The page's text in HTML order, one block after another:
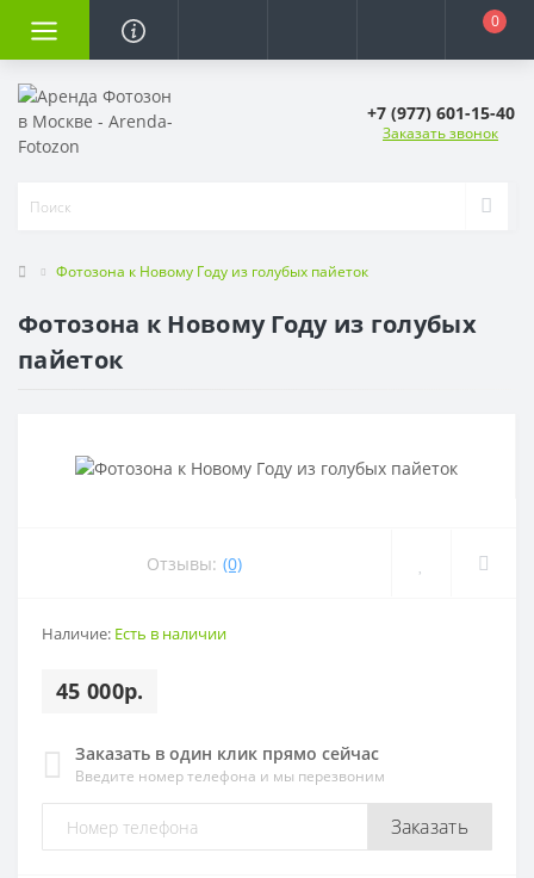
0
+7 (977) 601-15-40
Заказать звонок
Фотозона к Новому Году из голубых пайеток
Фотозона к Новому Году из голубых
пайеток
Отзывы: (0)
Наличие: Есть в наличии
45 000р.
Заказать в один клик прямо сейчас
Введите номер телефона и мы перезвоним
Заказать